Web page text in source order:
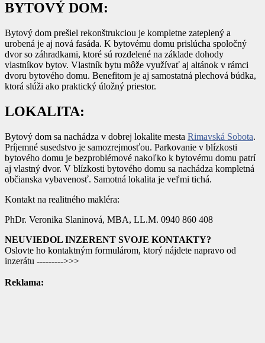
BYTOVÝ DOM:
Bytový dom prešiel rekonštrukciou je kompletne zateplený a
urobená je aj nová fasáda. K bytovému domu prislúcha spoločný
dvor so záhradkami, ktoré sú rozdelené na základe dohody
vlastníkov bytov. Vlastník bytu môže využívať aj altánok v rámci
dvoru bytového domu. Benefitom je aj samostatná plechová búdka,
ktorá slúži ako praktický úložný priestor.
LOKALITA:
Bytový dom sa nachádza v dobrej lokalite mesta Rimavská Sobota.
Príjemné susedstvo je samozrejmosťou. Parkovanie v blízkosti
bytového domu je bezproblémové nakoľko k bytovému domu patrí
aj vlastný dvor. V blízkosti bytového domu sa nachádza kompletná
občianska vybavenosť. Samotná lokalita je veľmi tichá.
Kontakt na realitného makléra:
PhDr. Veronika Slaninová, MBA, LL.M. 0940 860 408
NEUVIEDOL INZERENT SVOJE KONTAKTY?
Oslovte ho kontaktným formulárom, ktorý nájdete napravo od
inzerátu --------->>>
Reklama: